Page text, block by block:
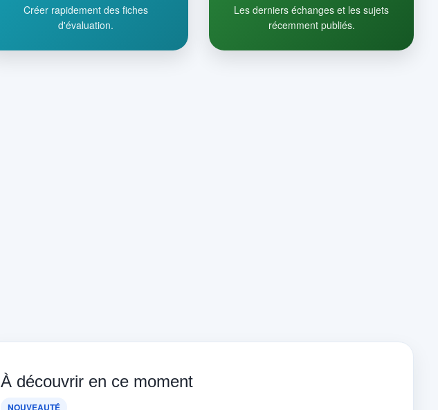
Créer rapidement des fiches
d'évaluation.
Les derniers échanges et les sujets
récemment publiés.
À découvrir en ce moment
NOUVEAUTÉ